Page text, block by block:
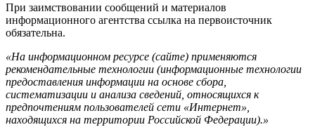
При заимствовании сообщений и материалов
информационного агентства ссылка на первоисточник
обязательна.
«На информационном ресурсе (сайте) применяются
рекомендательные технологии (информационные технологии
предоставления информации на основе сбора,
систематизации и анализа сведений, относящихся к
предпочтениям пользователей сети «Интернет»,
находящихся на территории Российской Федерации).»